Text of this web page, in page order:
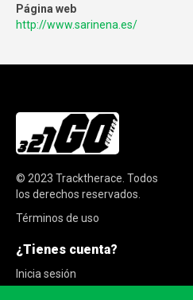
Página web
http://www.sarinena.es/
© 2023 Tracktherace Todos
los derechos reservados.
Términos de uso
¿Tienes cuenta?
Inicia sesión